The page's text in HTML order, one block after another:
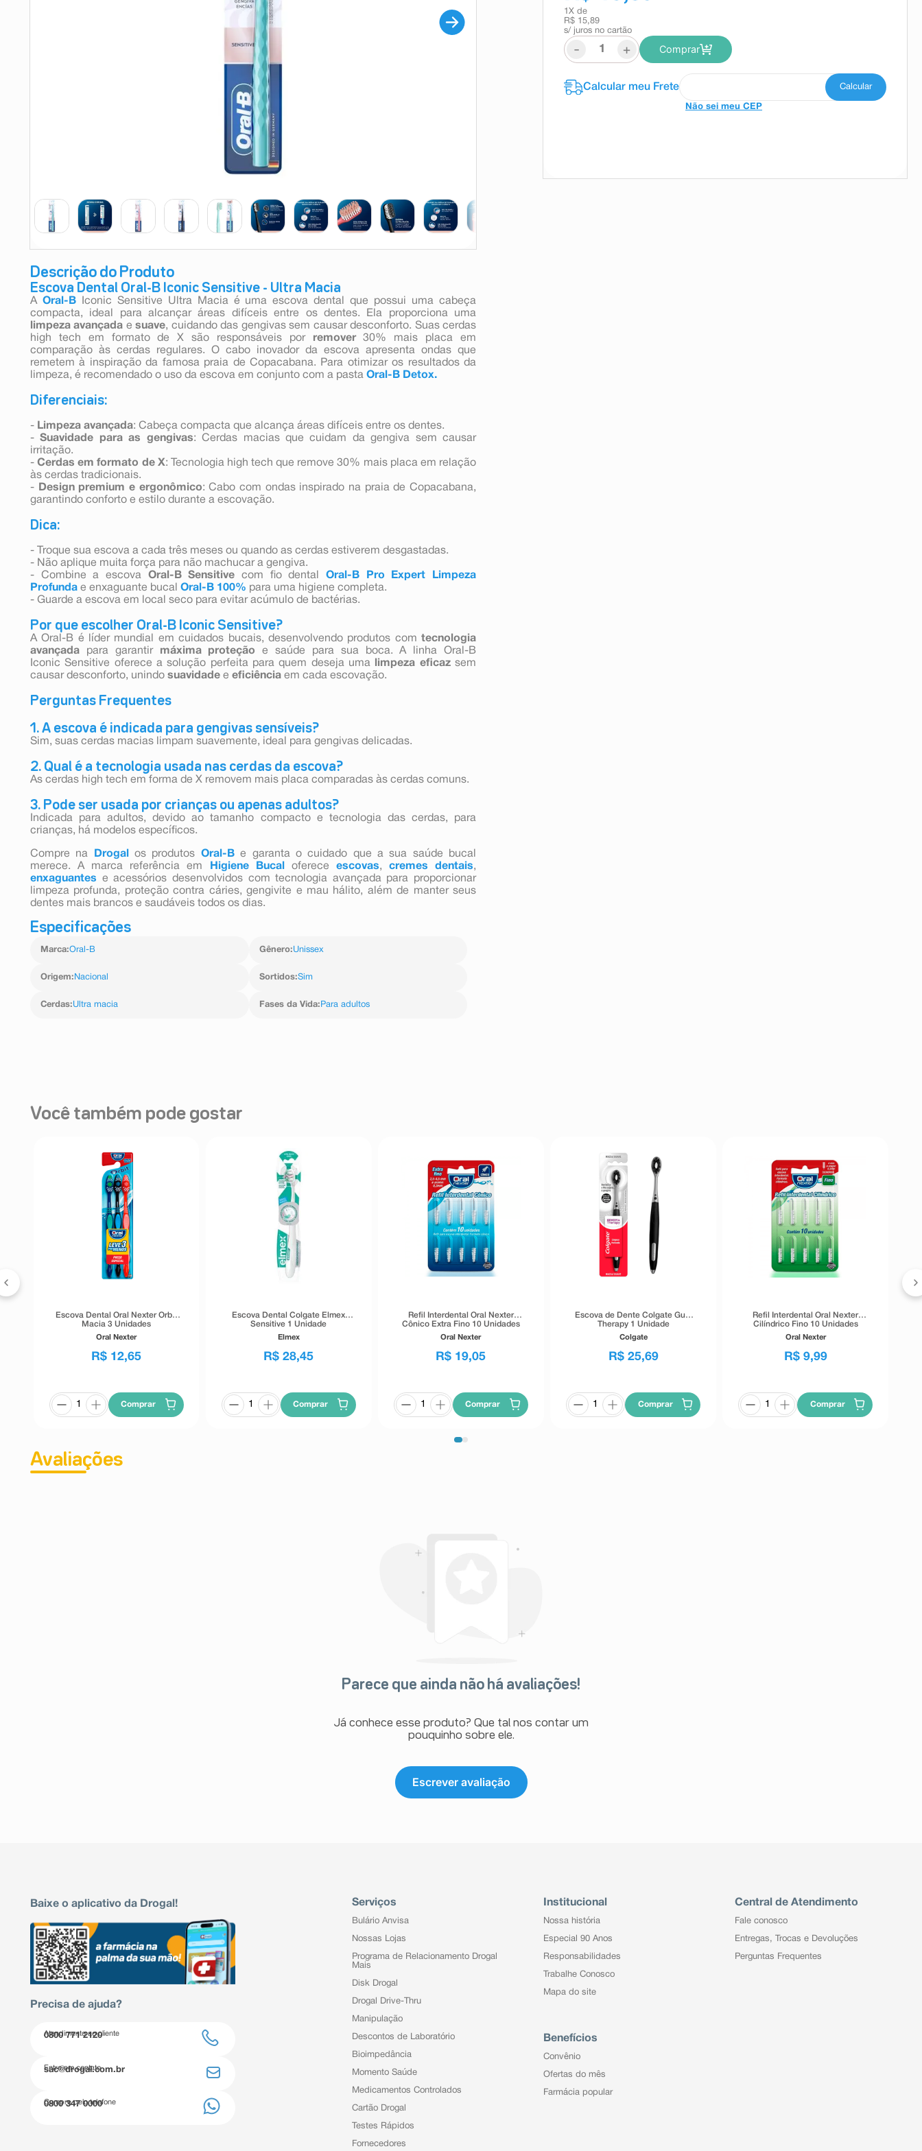
Descrição do Produto
Escova Dental Oral-B Iconic Sensitive - Ultra Macia
A Oral-BIconic Sensitive Ultra Macia é uma escova dental que possui uma cabeça
compacta, ideal para alcançar áreas difíceis entre os dentes. Ela proporciona uma
limpeza avançada esuave, cuidando das gengivas sem causar desconforto. Suas cerdas
high tech em formato de X são responsáveis por remover30% mais placa em
comparação às cerdas regulares. O cabo inovador da escova apresenta ondas que
remetem à inspiração da famosa praia de Copacabana. Para otimizar os resultados da
limpeza, é recomendado o uso da escova em conjunto com a pasta Oral-B Detox.
Diferenciais:
- Limpeza avançada: Cabeça compacta que alcança áreas difíceis entre os dentes.
-Suavidade para as gengivas: Cerdas macias que cuidam da gengiva sem causar
irritação.
-Cerdas em formato de X: Tecnologia high tech que remove 30% mais placa em relação
às cerdas tradicionais.
-
Design premium e ergonômico: Cabo com ondas inspirado na praia de Copacabana,
garantindo conforto e estilo durante a escovação.
Dica:
- Troque sua escova a cada três meses ou quando as cerdas estiverem desgastadas.
- Não aplique muita força para não machucar a gengiva.
- Combine a escova Oral-B Sensitive com fio dentalOral-B Pro Expert Limpeza
Profunda e enxaguante bucal Oral-B 100% para uma higiene completa.
- Guarde a escova em local seco para evitar acúmulo de bactérias.
Por que escolher Oral-B Iconic Sensitive?
A Oral-B é líder mundial em cuidados bucais, desenvolvendo produtos com tecnologia
avançada para garantir máxima proteção e saúde para sua boca. A linha Oral-B
Iconic Sensitive oferece a solução perfeita para quem deseja uma
limpeza eficazsem
causar desconforto, unindo suavidade e eficiência em cada escovação.
Perguntas Frequentes
1. A escova é indicada para gengivas sensíveis?
Sim, suas cerdas macias limpam suavemente, ideal para gengivas delicadas.
2. Qual é a tecnologia usada nas cerdas da escova?
As cerdas high tech em forma de X removem mais placa comparadas às cerdas comuns.
3. Pode ser usada por crianças ou apenas adultos?
Indicada para adultos, devido ao tamanho compacto e tecnologia das cerdas, para
crianças, há modelos específicos.
Compre na Drogal os produtos Oral-Be garanta o cuidado que a sua saúde bucal
merece. A marca referência em
Higiene Bucal oferece escovas, cremes dentais,
enxaguantes e acessórios desenvolvidos com tecnologia avançada para proporcionar
limpeza profunda, proteção contra cáries, gengivite e mau hálito, além de manter seus
dentes mais brancos e saudáveis todos os dias.
Especificações
Marca:Oral-B Gênero:Unissex
Origem: Nacional Sortidos:Sim
Cerdas:Ultra macia Fases da Vida: Para adultos
1 X de
R$ 15,89
s/ juros no cartão
- + Comprar
Não sei meu CEP
Você também pode gostar
Escova Dental Oral Nexter Orbit
Macia 3 Unidades
Oral Nexter
R$ 12,65
Comprar
Escova Dental Colgate Elmex
Sensitive 1 Unidade
Elmex
R$ 28,45
Comprar
Refil Interdental Oral Nexter
Cônico Extra Fino 10 Unidades
Oral Nexter
R$ 19,05
Comprar
Escova de Dente Colgate Gum
Therapy 1 Unidade
Colgate
R$ 25,69
Comprar
Refil Interdental Oral Nexter
Cilíndrico Fino 10 Unidades
Oral Nexter
R$ 9,99
Comprar
Avaliações
Parece que ainda não há avaliações!
Já conhece esse produto? Que tal nos contar um
pouquinho sobre ele.
Escrever avaliação
Baixe o aplicativo da Drogal!
Precisa de ajuda?
Atendimento ao cliente
0800 771 2120
Entre em contato
sac@drogal.com.br
Compre pelo telefone
0800 347 0000
Serviços
Bulário Anvisa
Nossas Lojas
Programa de Relacionamento Drogal
Mais
Disk Drogal
Drogal Drive-Thru
Manipulação
Descontos de Laboratório
Bioimpedância
Momento Saúde
Medicamentos Controlados
Cartão Drogal
Testes Rápidos
Fornecedores
Institucional
Nossa história
Especial 90 Anos
Responsabilidades
Trabalhe Conosco
Mapa do site
Benefícios
Convênio
Ofertas do mês
Farmácia popular
Central de Atendimento
Fale conosco
Entregas, Trocas e Devoluções
Perguntas Frequentes
absorvente